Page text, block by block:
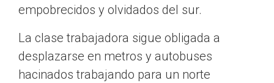
empobrecidos y olvidados del sur.
La clase trabajadora sigue obligada a
desplazarse en metros y autobuses
hacinados trabajando para un norte